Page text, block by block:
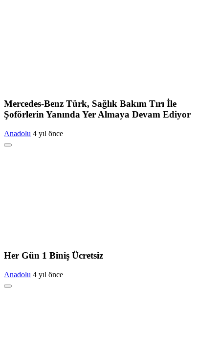
Mercedes-Benz Türk, Sağlık Bakım Tırı İle
Şoförlerin Yanında Yer Almaya Devam Ediyor
Anadolu 4 yıl önce
Her Gün 1 Biniş Ücretsiz
Anadolu 4 yıl önce